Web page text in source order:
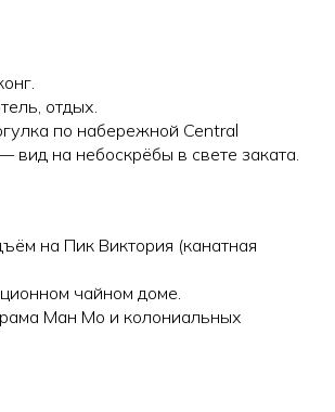
отдых.
по набережной Central
вид на небоскрёбы в свете заката.
на Пик Виктория (канатная
чайном доме.
Ман Мо и колониальных